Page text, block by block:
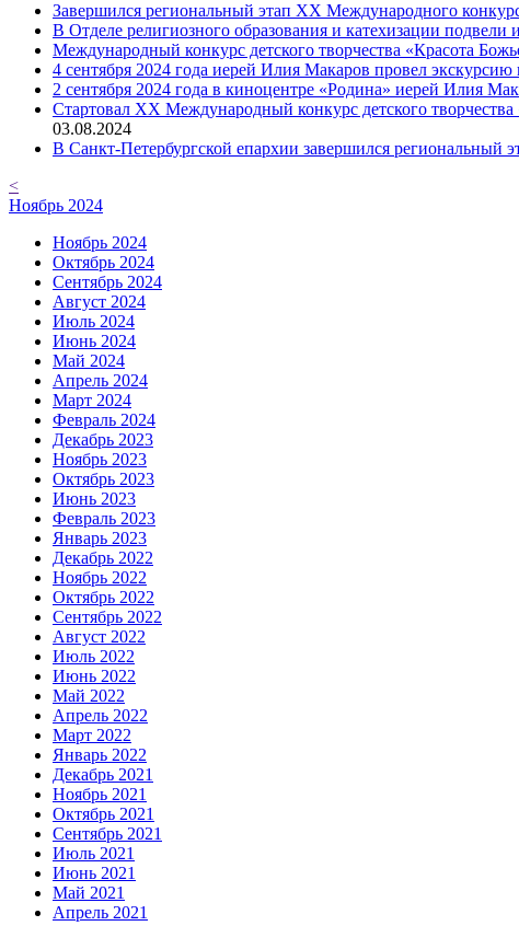
Завершился региональный этап XX Международного
В Отделе религиозного образования и катехизации
Международный конкурс детского творчества «Красота
4 сентября 2024 года иерей Илия Макаров провел
2 сентября 2024 года в киноцентре «Родина» иерей Илия
Cтартовал XX Международный конкурс детского
03.08.2024
В Санкт-Петербургской епархии завершился региональный
<
Ноябрь 2024
Ноябрь 2024
Октябрь 2024
Сентябрь 2024
Август 2024
Июль 2024
Июнь 2024
Май 2024
Апрель 2024
Март 2024
Февраль 2024
Декабрь 2023
Ноябрь 2023
Октябрь 2023
Июнь 2023
Февраль 2023
Январь 2023
Декабрь 2022
Ноябрь 2022
Октябрь 2022
Сентябрь 2022
Август 2022
Июль 2022
Июнь 2022
Май 2022
Апрель 2022
Март 2022
Январь 2022
Декабрь 2021
Ноябрь 2021
Октябрь 2021
Сентябрь 2021
Июль 2021
Июнь 2021
Май 2021
Апрель 2021